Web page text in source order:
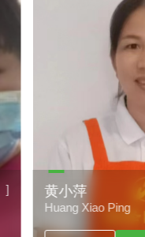
] 黄小萍
Huang Xiao Ping